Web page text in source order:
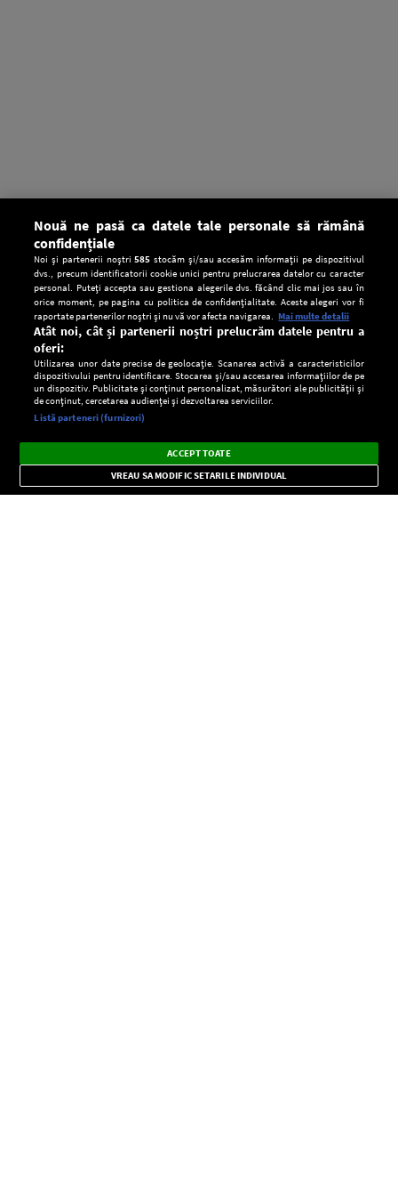
CONFIDENŢIALITATE
Setări:
Dark
Mode
Radio live, podcasturi, știri și alerte
importante.
×
Nouă ne pasă ca datele tale personale să rămână
confidențiale
Noi și partenerii noștri585 stocăm și/sau accesăm informații pe dispozitivul
dvs., precum identificatorii cookie unici pentru prelucrarea datelor cu caracter
personal. Puteți accepta sau gestiona alegerile dvs. făcând clic mai jos sau în
orice moment, pe pagina cu politica de confidențialitate. Aceste alegeri vor fi
raportate partenerilor noștri și nu vă vor afecta navigarea. Mai multe detalii
Atât noi, cât și partenerii noștri prelucrăm datele pentru a
oferi:
Utilizarea unor date precise de geolocație. Scanarea activă a caracteristicilor
dispozitivului pentru identificare. Stocarea și/sau accesarea informațiilor de pe
un dispozitiv. Publicitate și conținut personalizat, măsurători ale publicității și
de conținut, cercetarea audienței și dezvoltarea serviciilor.
Listă parteneri (furnizori)
ACCEPT TOATE
VREAU SA MODIFIC SETARILE INDIVIDUAL